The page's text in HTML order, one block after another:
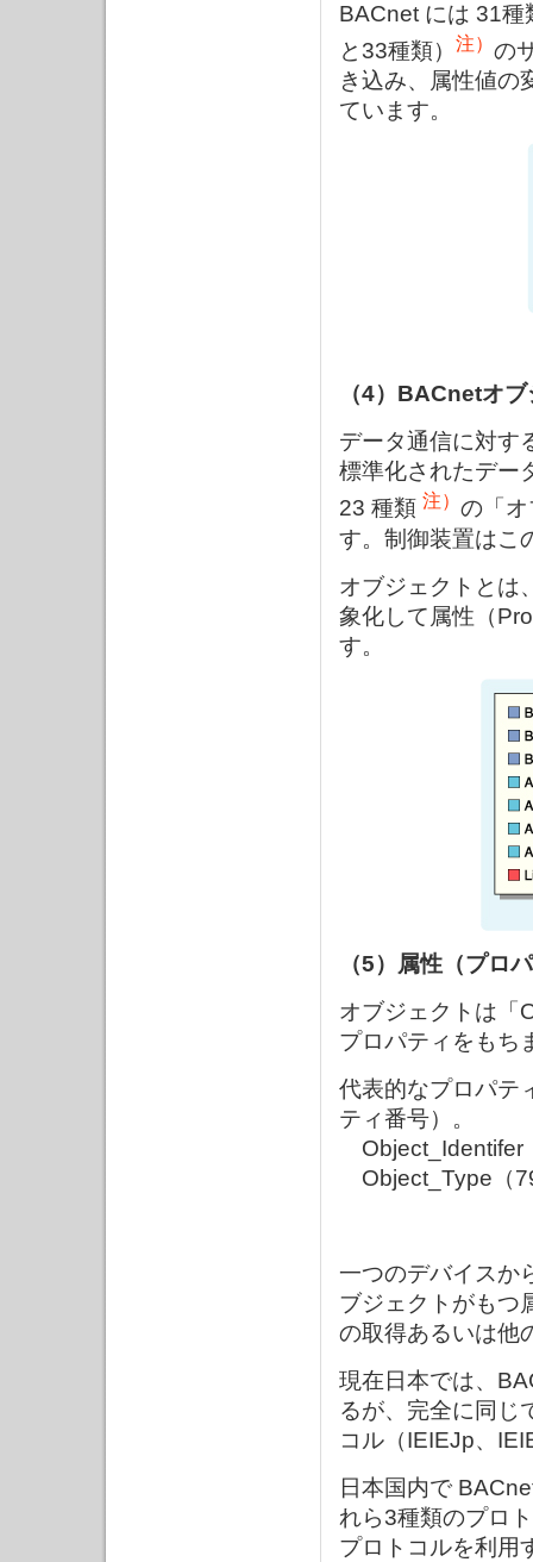
BACnet には 31種
と33種類）
注） の
き込み、属性値の
ています。
（4）BACnetオ
データ通信に対す
標準化されたデー
23 種類 注） の「
す。制御装置はこ
オブジェクトとは
象化して属性（
す。
（5）属性（プロ
オブジェクトは「
プロパティをもち
代表的なプロパテ
ティ番号）。
Object_Type
一つのデバイスか
ブジェクトがもつ
の取得あるいは他
現在日本では、
るが、完全に同じ
コル（IEIEJp、
日本国内で
れら3種類のプロ
プロトコルを利用